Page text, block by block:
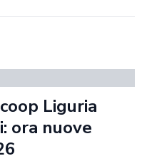
Liguria
ora nuove